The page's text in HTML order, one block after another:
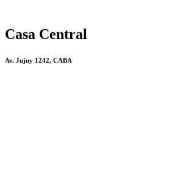
Casa Central
Av. Jujuy 1242, CABA